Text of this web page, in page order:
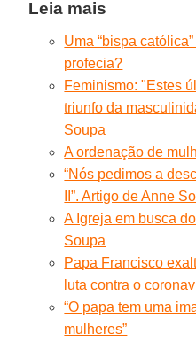
Leia mais
Uma “bispa
profecia?
Feminismo: "Estes
triunfo da
Soupa
A ordenação de
“Nós pedimos a
II”. Artigo de Anne
A Igreja em busca
Soupa
Papa Francisco
luta contra o
“O papa tem uma
mulheres”